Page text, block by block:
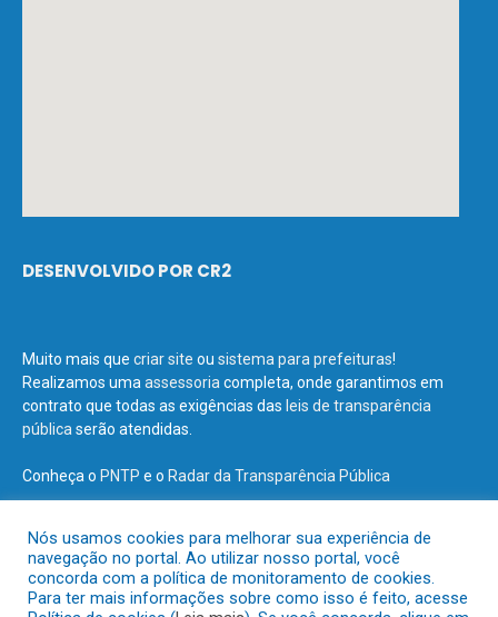
DESENVOLVIDO POR CR2
Muito mais que criar site ou sistema para prefeituras!
Realizamos uma assessoria completa, onde garantimos em
contrato que todas as exigências das leis de transparência
pública serão atendidas.
Conheça o PNTP e o Radar da Transparência Pública
Todos os direitos reservados a Prefeitura Municipal de Terra Santa.
Nós usamos cookies para melhorar sua experiência de
navegação no portal. Ao utilizar nosso portal, você
concorda com a política de monitoramento de cookies.
Para ter mais informações sobre como isso é feito, acesse